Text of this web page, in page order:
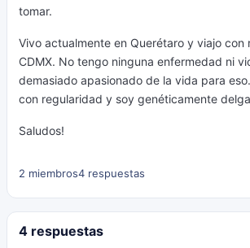
tomar.
Vivo actualmente en Querétaro y viajo con
CDMX. No tengo ninguna enfermedad ni
demasiado apasionado de la vida para
con regularidad y soy genéticamente
Saludos!
2 miembros4 respuestas
4 respuestas